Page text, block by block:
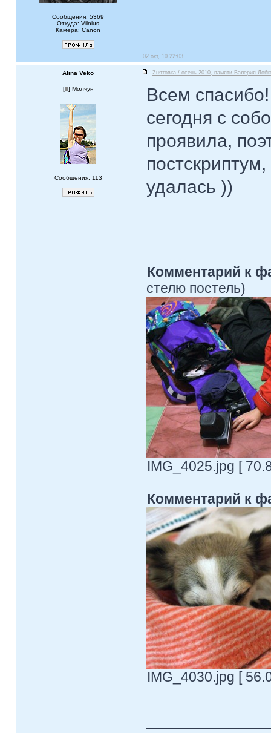
Сообщения: 5369
Откуда: Vilnius
Камера: Canon
02 окт, 10 22:03
Alina Veko Zнятовка / осень 2010, памяти Валерия
[ ] Молчун
Сообщения: 113
Всем
сегодня с
проявила,
удалась ))
Комментарий к
стелю постель)
IMG_4025.jpg [
Комментарий к
IMG_4030.jpg [